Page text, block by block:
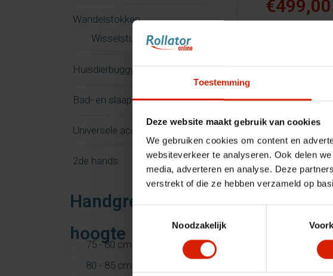
Toestemming
Deze website maakt gebruik van cookies
We gebruiken cookies om content en
websiteverkeer te analyseren. Ook delen
media, adverteren en analyse. Deze
verstrekt of die ze hebben verzameld op
Noodzakelijk
Wandelstokken
Wisselstukken
Huisdierbuggy
Bad- en slaapkamer
Universele accessoires
2de hands
Handgreep
hoogte
75 - 80 cm
80 - 85 cm
€499,00